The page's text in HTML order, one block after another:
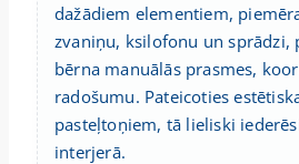
dažādiem elementiem,
zvaniņu, ksilofonu un sprādzi,
bērna manuālās prasmes,
radošumu. Pateicoties
pasteļtoņiem, tā lieliski
interjerā.